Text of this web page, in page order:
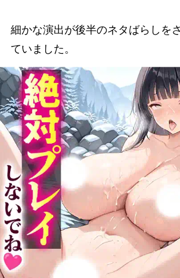
細かな演出が後半のネタばらしを
ていました。